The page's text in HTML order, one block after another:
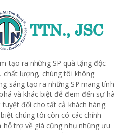
tạo ra những SP quà tặng độc
chất lượng, chúng tôi không
sáng tạo ra những SP mang tính
và khác biệt để đem đến sự hài
tuyệt đối cho tất cả khách hàng.
chúng tôi còn có các chính
hỗ trợ về giá cũng như những ưu